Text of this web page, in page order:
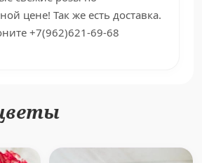
цене! Так же есть доставка.
+7(962)621-69-68